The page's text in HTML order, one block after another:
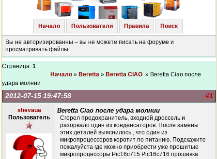
Начало Пользователи Правила Поиск
Вы не авторизированны – вы не можете писать на форуме и
просматривать файлы
Страница: 1
Начало » Beretta » Beretta CIAO » Beretta Ciao после
удара молнии
#1
2012-07-15 19:47:58
shevaua
Пользователь
Beretta Ciao после удара молнии
Сгорел предохранитель, входной дроссель и
разорвало один из конденсаторов. После замены
этих деталей выяснилось , что один из
микропроцессоров коротит по питанию. Подскажите
пожалуйста где можно приобрести уже прошитые
микропроцессоры Pic16c715 Pic16c716 прошивка